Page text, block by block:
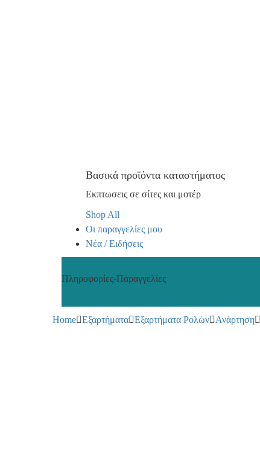
Βασικά προϊόντα καταστήματος
Εκπτωσεις σε σίτες και μοτέρ
Shop All
Οι παραγγελίες μου
Νέα / Ειδήσεις
Πληροφορίες-Παραγγελίες
Home Εξαρτήματα Εξαρτήματα Ρολών Ανάρτηση